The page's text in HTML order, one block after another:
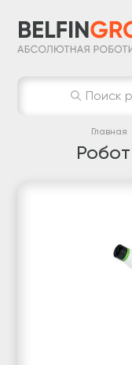
Поиск
Главная